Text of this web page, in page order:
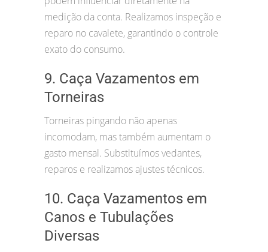
medição da conta. Realizamos inspeção e
reparo no cavalete, garantindo o controle
exato do consumo.
9. Caça Vazamentos em
Torneiras
Torneiras pingando não apenas
incomodam, mas também aumentam o
gasto mensal. Substituímos vedantes,
reparos e realizamos ajustes técnicos.
10. Caça Vazamentos em
Canos e Tubulações
Diversas